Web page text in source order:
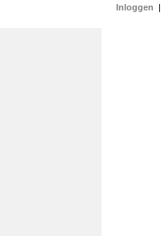
Inloggen |